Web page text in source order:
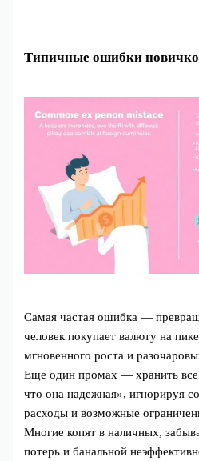
Типичные ошибки
Самая частая ошибка —
человек покупает валюту на
мгновенного роста и
Еще один промах — хранить
что она надежная», игнорируя
расходы и возможные
Многие копят в наличных,
потерь и банальной